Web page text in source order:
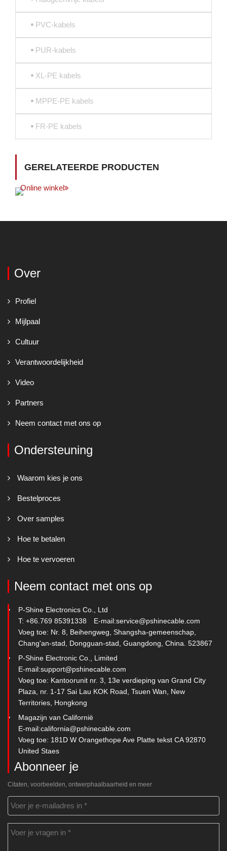
PVC-kabels
PUR-kabels
XL-PE kabels
MPPE-PE kabels
FR-PE kabels
GERELATEERDE PRODUCTEN
Online winkel
Over
Profiel
Mijlpaal
Cultuur
Verantwoordelijkheid
Video
Partners
Neem contact met ons op
Ondersteuning
Waarom kies je ons
Bestelproces
Over samples
Hoe te betalen
Hoe te vervoeren
Neem contact met ons op
P-Shine Electronics Co., Ltd
T: +86.769 85391338
E-mail:service@pshinecable.com
Voeg toe: Nr. 8, Beihengweg, Shangsha-gemeenschap,
Chang'an-stad, Dongguan-stad, Guangdong, China. 523867
P-Shine Electronic Co., Limited
E-mail:support@pshinecable.com
Voeg toe: Kantoorunit nr. 3, 13e verdieping van Grand City
Plaza, nr. 1-17 Sai Lau KOK Road, Tsuen Wan, New
Territories, Hongkong
Magazijn van Californië
E-mail:california@pshinecable.com
Voeg toe: 181D W Orangethope Ave Platte tekst CA 92870
United Staes
Abonneer je
Citaten, voorbeelden, ontwerphaalbaarheid en meer